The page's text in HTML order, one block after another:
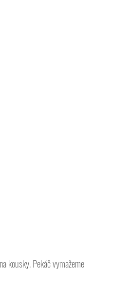
kousky. Pekáč vymažeme